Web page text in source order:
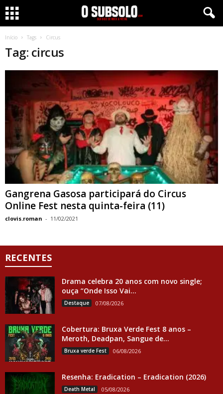
Início Tags Circus
Tag: circus
Gangrena Gasosa participará do Circus
Online Fest nesta quinta-feira (11)
clovis.roman - 11/02/2021
RECENTES
Drama celebra 20 anos com novo single;
ouça “Onde Isso Vai...
Destaque 07/08/2026
Cobertura: Bruxa Verde Fest 8 anos –
Meroth, Deadpan, Sangue de...
Bruxa verde Fest 06/08/2026
Resenha: Eradication – Eradication (2026)
Death Metal 05/08/2026